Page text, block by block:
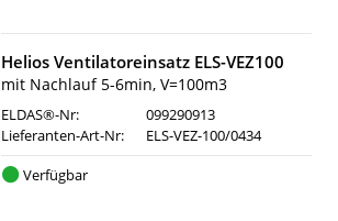
Helios Ventilatoreinsatz ELS-VEZ100
mit Nachlauf 5-6min, V=100m3
ELDAS®-Nr:
099290913
Lieferanten-Art-Nr:
ELS-VEZ-100/0434
Verfügbar